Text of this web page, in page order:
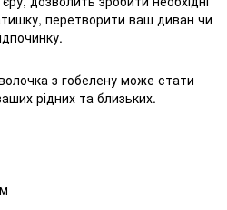
перетворити ваш диван чи
з гобелену може стати
рідних та близьких.